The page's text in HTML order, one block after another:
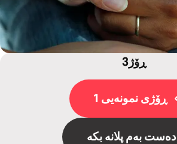
3ڕۆژ
ڕۆژی نمونەیی 1
دەست بەم پلانە بکە